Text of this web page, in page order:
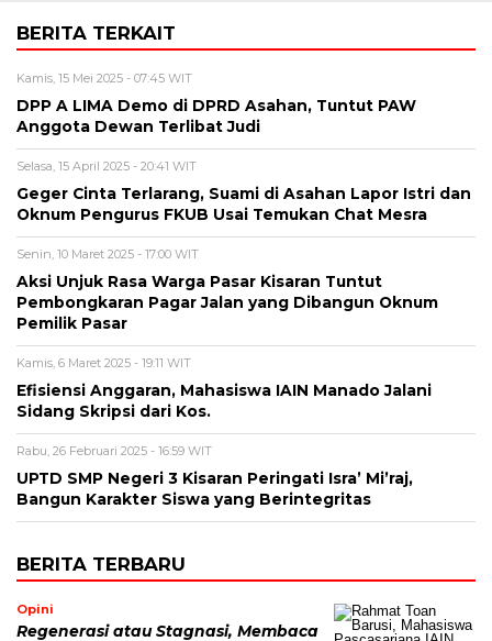
BERITA TERKAIT
Kamis, 15 Mei 2025 - 07:45 WIT
DPP A LIMA Demo di DPRD Asahan, Tuntut PAW
Anggota Dewan Terlibat Judi
Selasa, 15 April 2025 - 20:41 WIT
Geger Cinta Terlarang, Suami di Asahan Lapor Istri dan
Oknum Pengurus FKUB Usai Temukan Chat Mesra
Senin, 10 Maret 2025 - 17:00 WIT
Aksi Unjuk Rasa Warga Pasar Kisaran Tuntut
Pembongkaran Pagar Jalan yang Dibangun Oknum
Pemilik Pasar
Kamis, 6 Maret 2025 - 19:11 WIT
Efisiensi Anggaran, Mahasiswa IAIN Manado Jalani
Sidang Skripsi dari Kos.
Rabu, 26 Februari 2025 - 16:59 WIT
UPTD SMP Negeri 3 Kisaran Peringati Isra’ Mi’raj,
Bangun Karakter Siswa yang Berintegritas
BERITA TERBARU
Opini
Regenerasi atau Stagnasi, Membaca